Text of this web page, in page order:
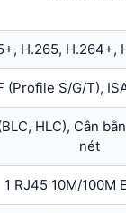
H.265, H.264+,
(Profile S/G/T),
HLC), Cân
nét
1 RJ45 10M/100M